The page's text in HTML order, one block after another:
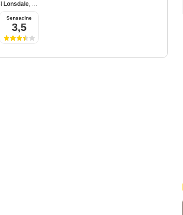
Lonsdale, Olivier Rabourdin
Sensacine
3,5